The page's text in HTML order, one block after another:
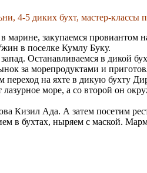
4-5 диких бухт, мастер-классы
марине, закупаемся
в поселке Кумлу Буку.
Останавливаемся в дикой
за морепродуктами и
переход на яхте в дикую бухту
море, а со второй он
Кизил Ада. А затем посетим
в бухтах, ныряем с маской.